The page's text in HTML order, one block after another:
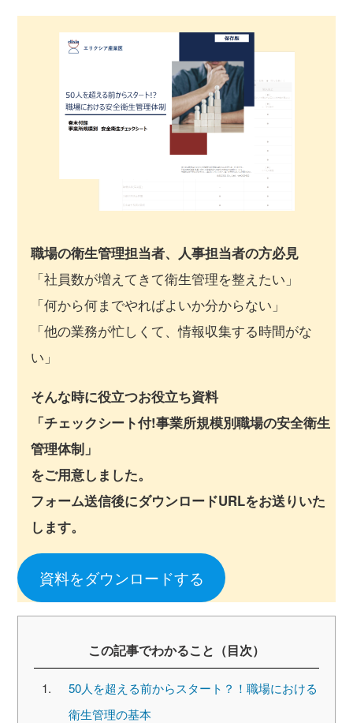
職場の衛生管理担当者、人事担当者の方必見
「社員数が増えてきて衛生管理を整えたい」
「何から何までやればよいか分からない」
「他の業務が忙しくて、情報収集する時間がな
い」
そんな時に役立つお役立ち資料
「チェックシート付!事業所規模別職場の安全衛生
管理体制」
をご用意しました。
フォーム送信後にダウンロードURLをお送りいた
します。
資料をダウンロードする
この記事でわかること（目次）
50人を超える前からスタート？！職場における
衛生管理の基本